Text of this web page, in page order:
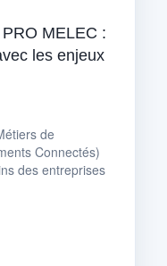
MELEC :
les enjeux
de
Connectés)
des entreprises